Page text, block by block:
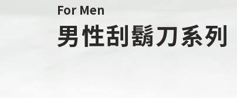
刮鬍刀片
刮鬍露 / 刮鬍泡 / 刮鬍膏
創5紀
舒適牌
For Men
男性刮鬍刀系列